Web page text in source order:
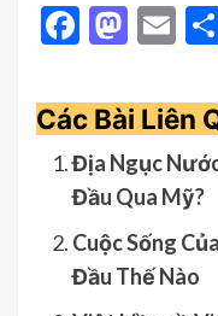
Các Bài Liên
Địa Ngục
Đầu Qua Mỹ?
Cuộc Sống
Đầu Thế Nào